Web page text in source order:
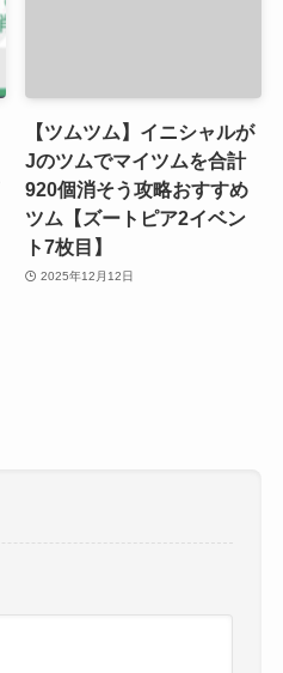
【ツムツム】イニシャルが
Jのツムでマイツムを合計
920個消そう攻略おすすめ
ツム【ズートピア2イベン
ト7枚目】
2025年12月12日